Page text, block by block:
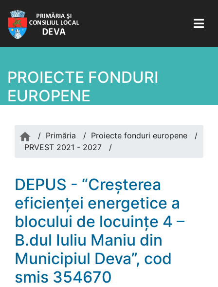
PROIECTE FONDURI
EUROPENE
/ Primăria / Proiecte fonduri europene
/
PRVEST 2021 - 2027
/
DEPUS - “Creșterea
eficienței energetice a
blocului de locuințe 4 –
B.dul Iuliu Maniu din
Municipiul Deva”, cod
smis 354670